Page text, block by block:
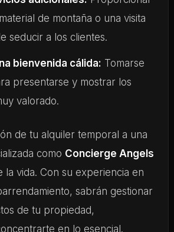
de montaña o una visita
seducir a los clientes.
bienvenida cálida: Tomarse
presentarse y mostrar los
valorado.
de tu alquiler temporal a una
como Concierge Angels
la vida. Con su experiencia en
sabrán gestionar
de tu propiedad,
en lo esencial.